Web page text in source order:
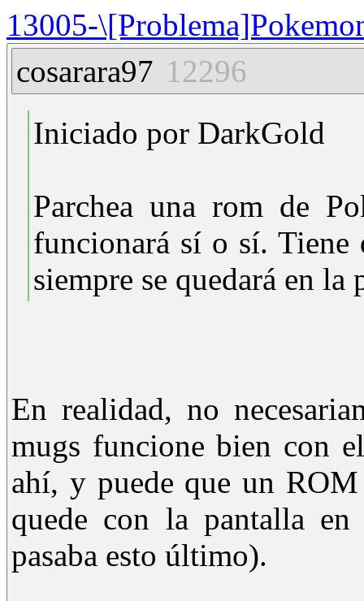
13005-
cosarara97 12296
Iniciado por DarkGold
Parchea una rom de
funcionará sí o sí. Tiene
siempre se quedará en la
En realidad, no
mugs funcione bien con
ahí, y puede que un
quede con la pantalla
pasaba esto último).